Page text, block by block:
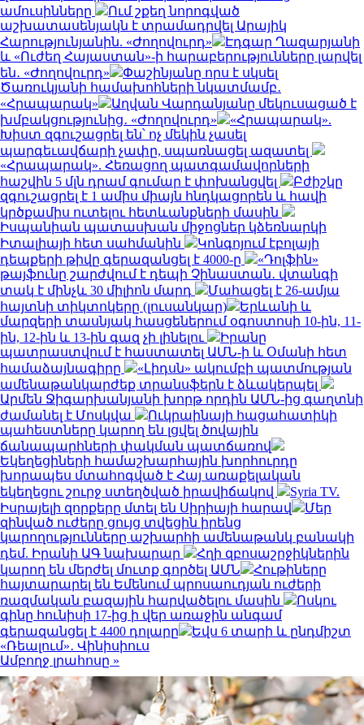
ամուսինները
Ում շքեղ նորոգված
աշխատասենյակն է տրամադրվել Արայիկ
Հարությունյանին. «Ժողովուրդ»
Էդգար Ղազարյանի
և «Ուժեղ Հայաստան»-ի հարաբերությունները լարվել
են․ «Ժողովուրդ»
Փաշինյանը որս է սկսել
Ծառուկյանի համախոհների նկատմամբ․
«Հրապարակ»
Աղվան Վարդանյանը մեկուսացած է
խմբակցությունից․ «Ժողովուրդ»
«Հրապարակ».
Խիստ զգուշացրել են՝ ոչ մեկին չասել
պարգեւավճարի չափը, սպառնացել ազատել
«Հրապարակ». Հեռացող պատգամավորների
հաշվին 5 մլն դրամ գումար է փոխանցվել
Բժիշկը
զգուշացրել է 1 ամիս միայն հնդկացորեն և հավի
կրծքամիս ուտելու հետևանքների մասին
Իսպանիան պատասխան միջոցներ կձեռնարկի
Իտալիայի հետ սահմանին
Կոնգոյում էբոլայի
դեպքերի թիվը գերազանցել է 4000-ը
«Դոլֆին»
թայֆունը շարժվում է դեպի Չինաստան․ վտանգի
տակ է մինչև 30 միլիոն մարդ
Մահացել է 26-ամյա
հայտնի տիկտոկերը (լուսանկար)
Երևանի և
մարզերի տասնյակ հասցեներում օգոստոսի 10-ին, 11-
ին, 12-ին և 13-ին գազ չի լինելու
Իրանը
պատրաստվում է հաստատել ԱՄՆ-ի և Օմանի հետ
համաձայնագիրը
«Լիդսն» ակումբի պատմության
ամենաթանկարժեք տրանսֆերն է ձևակերպել
Արմեն Ջիգարխանյանի խորթ որդին ԱՄՆ-ից գաղտնի
ժամանել է Մոսկվա
Ուկրաինայի հացահատիկի
պահեստները կարող են լցվել ծովային
ճանապարհների փակման պատճառով
Եկեղեցիների համաշխարհային խորհուրդը
խորապես մտահոգված է Հայ առաքելական
եկեղեցու շուրջ ստեղծված իրավիճակով
Syria TV.
Իսրայելի զորքերը մտել են Սիրիայի հարավ
Մեր
զինված ուժերը ցույց տվեցին իրենց
կարողությունները աշխարհի ամենաթանկ բանակի
դեմ. Իրանի ԱԳ նախարար
Հղի զբոսաշրջիկներին
կարող են մերժել մուտք գործել ԱՄՆ
Հութիները
հայտարարել են Եմենում պրոսաուդյան ուժերի
ռազմական բազային հարվածելու մասին
Ոսկու
գինը հունիսի 17-ից ի վեր առաջին անգամ
գերազանցել է 4400 դոլարը
Եվս 6 տարի և ընդմիշտ
«Ռեալում»․ Վինիսիուս
Ամբողջ լրահոսը »